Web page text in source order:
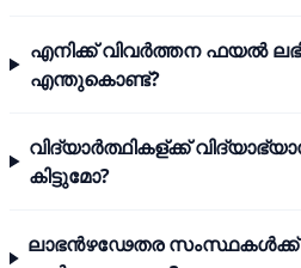
എനിക്ക് വിവർത്തന ഫയൽ
എന്തുകൊണ്ട്?
വിദ്യാർത്ഥികള്ക്ക്
കിട്ടുമോ?
ലാഭൻഴഢേതര സംസ്ഥകൾക്ക്